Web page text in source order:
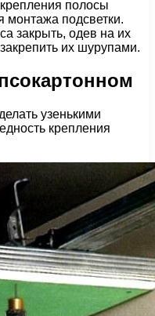
полосы
монтажа подсветки.
закрыть, одев на их
их шурупами.
узенькими
крепления